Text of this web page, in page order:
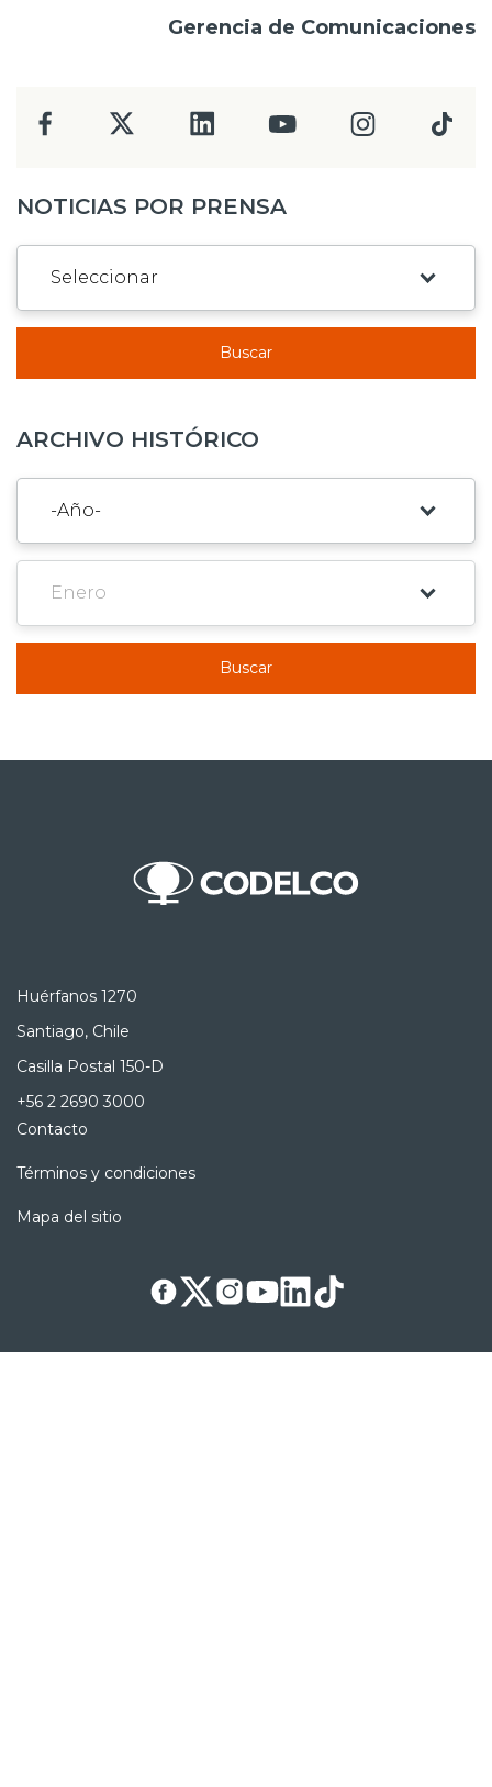
Gerencia de Comunicaciones
NOTICIAS POR PRENSA
Buscar
ARCHIVO HISTÓRICO
Buscar
Huérfanos 1270
Santiago, Chile
Casilla Postal 150-D
+56 2 2690 3000
Contacto
Términos y condiciones
Mapa del sitio